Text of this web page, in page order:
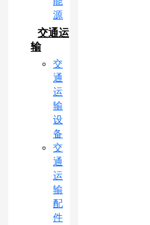
源
交通运
输
交
通
运
输
设
备
交
通
运
输
配
件